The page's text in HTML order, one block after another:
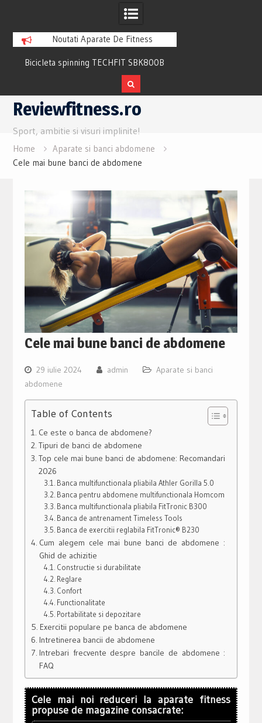
Noutati Aparate De Fitness
TECHFIT SBK800B
Bicicleta fitness cu spatar-
recuperare TECHFIT R400N
Skip
content
Reviewfitness.ro
Sport, ambitie si visuri implinite!
Home
Aparate si banci abdomene
Cele mai bune banci de abdomene
Cele mai bune banci de abdomene
29 iulie 2024 admin
Aparate si banci
abdomene
Table of Contents
Ce este o banca de abdomene?
Tipuri de banci de abdomene
Top cele mai bune banci de abdomene: Recomandari
2026
Banca multifunctionala pliabila Athler Gorilla 5.0
Banca pentru abdomene multifunctionala Homcom
Banca multifunctionala pliabila FitTronic B300
Banca de antrenament Timeless Tools
Banca de exercitii reglabila FitTronic® B230
Cum alegem cele mai bune banci de abdomene :
Ghid de achizitie
Constructie si durabilitate
Reglare
Confort
Functionalitate
Portabilitate si depozitare
Exercitii populare pe banca de abdomene
Intretinerea bancii de abdomene
Intrebari frecvente despre bancile de abdomene :
FAQ
Cele mai noi reduceri la aparate fitness
propuse de magazine consacrate: